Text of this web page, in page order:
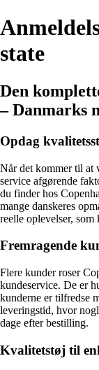
state
Den
– Danmarks
Opdag
Når det kommer til at
service afgørende
du finder hos
mange danskeres
reelle oplevelser,
Fremragende
Flere kunder roser
kundeservice. De er
kunderne er tilfredse
leveringstid, hvor
dage efter bestilling.
Kvalitetstøj til